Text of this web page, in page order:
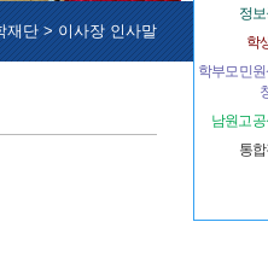
정
학
학부모 민
남원고
통
재단>이사장 인사말